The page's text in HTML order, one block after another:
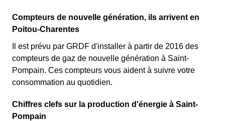
Compteurs de nouvelle génération, ils arrivent en
Poitou-Charentes
Il est prévu par GRDF d'installer à partir de 2016 des
compteurs de gaz de nouvelle génération à Saint-
Pompain. Ces compteurs vous aident à suivre votre
consommation au quotidien.
Chiffres clefs sur la production d'énergie à Saint-
Pompain